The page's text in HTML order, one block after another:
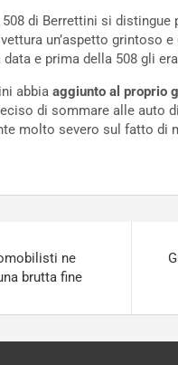
di Berrettini si distingue
un’aspetto grintoso
e prima della 508 gli
abbia aggiunto al proprio
di sommare alle auto
molto severo sul fatto di
ne
brutta fine